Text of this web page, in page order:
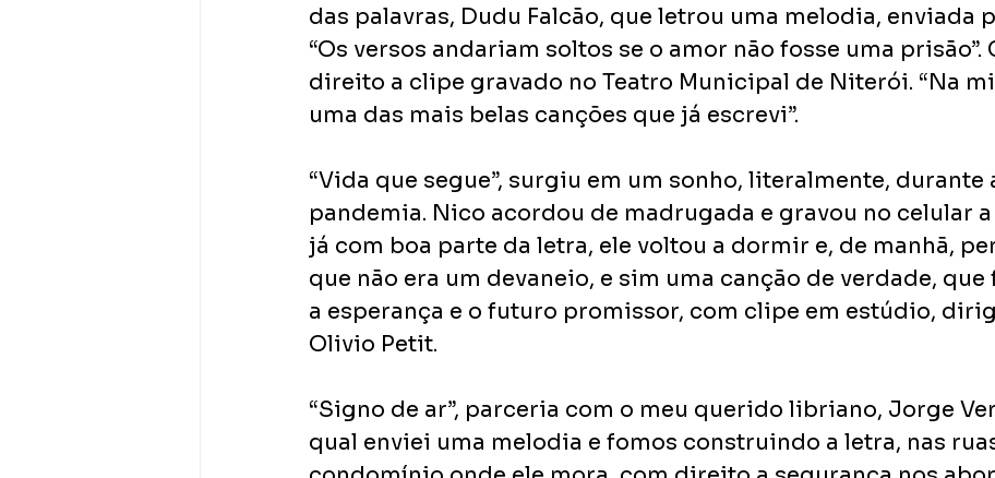
das palavras, Dudu Falcão, que letrou uma melodia, enviada
“Os versos andariam soltos se o amor não fosse uma prisão”.
direito a clipe gravado no Teatro Municipal de Niterói. “Na
uma das mais belas canções que já escrevi”.
“Vida que segue”, surgiu em um sonho, literalmente, durante
pandemia. Nico acordou de madrugada e gravou no celular
já com boa parte da letra, ele voltou a dormir e, de manhã,
que não era um devaneio, e sim uma canção de verdade, que
a esperança e o futuro promissor, com clipe em estúdio,
Olivio Petit.
“Signo de ar”, parceria com o meu querido libriano, Jorge
qual enviei uma melodia e fomos construindo a letra, nas